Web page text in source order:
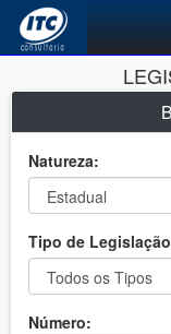
Natureza:
Tipo de
Número: